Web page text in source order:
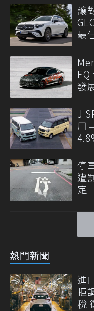
讓
最
發
J
用
停
遭
定
熱門新聞
進
拒
稅